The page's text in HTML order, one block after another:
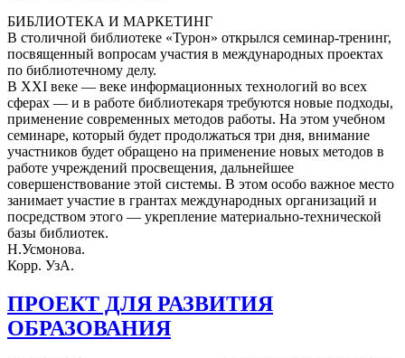
БИБЛИОТЕКА И МАРКЕТИНГ
В столичной библиотеке «Турон» открылся семинар-тренинг,
посвященный вопросам участия в международных проектах
по библиотечному делу.
В ХХI веке — веке информационных технологий во всех
сферах — и в работе библиотекаря требуются новые подходы,
применение современных методов работы. На этом учебном
семинаре, который будет продолжаться три дня, внимание
участников будет обращено на применение новых методов в
работе учреждений просвещения, дальнейшее
совершенствование этой системы. В этом особо важное место
занимает участие в грантах международных организаций и
посредством этого — укрепление материально-технической
базы библиотек.
Н.Усмонова.
Корр. УзА.
ПРОЕКТ ДЛЯ РАЗВИТИЯ
ОБРАЗОВАНИЯ